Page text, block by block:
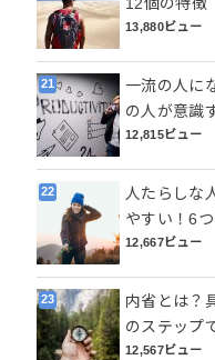
13,880ビュー
一流の人に
の人が意識
12,815ビュー
人たらしな
やすい！6
12,667ビュー
内省とは？
のステップ
12,567ビュー